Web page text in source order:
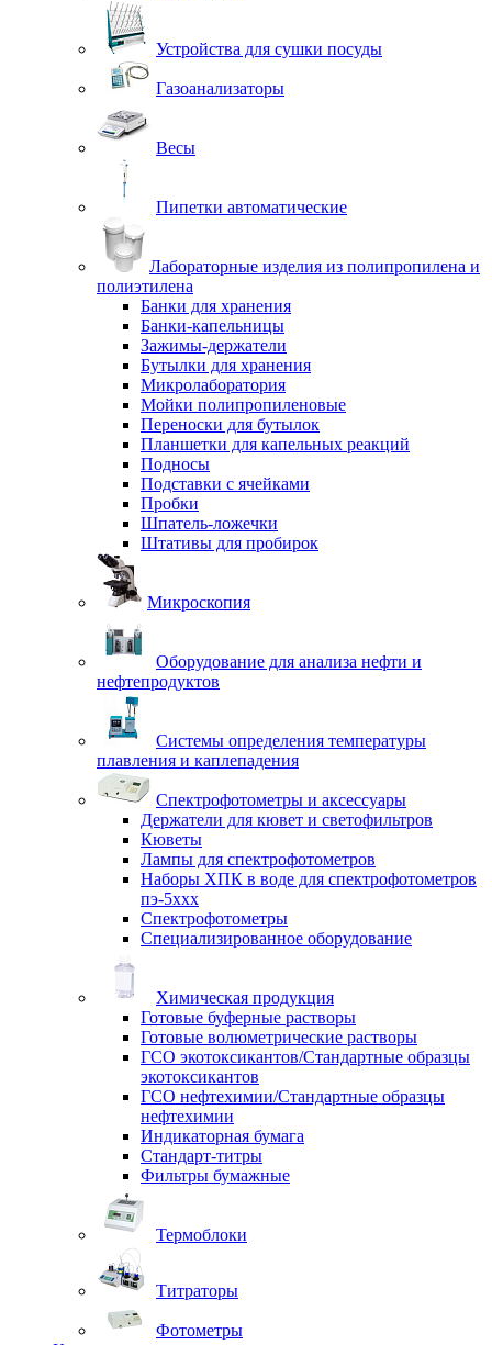
Устройства для сушки посуды
Газоанализаторы
Весы
Пипетки автоматические
Лабораторные изделия из полипропилена и
полиэтилена
Банки для хранения
Банки-капельницы
Зажимы-держатели
Бутылки для хранения
Микролаборатория
Мойки полипропиленовые
Переноски для бутылок
Планшетки для капельных реакций
Подносы
Подставки с ячейками
Пробки
Шпатель-ложечки
Штативы для пробирок
Микроскопия
Оборудование для анализа нефти и
нефтепродуктов
Системы определения температуры
плавления и каплепадения
Спектрофотометры и аксессуары
Держатели для кювет и светофильтров
Кюветы
Лампы для спектрофотометров
Наборы ХПК в воде для спектрофотометров
пэ-5ххх
Спектрофотометры
Специализированное оборудование
Химическая продукция
Готовые буферные растворы
Готовые волюметрические растворы
ГСО экотоксикантов/Стандартные образцы
экотоксикантов
ГСО нефтехимии/Стандартные образцы
нефтехимии
Индикаторная бумага
Стандарт-титры
Фильтры бумажные
Термоблоки
Титраторы
Фотометры